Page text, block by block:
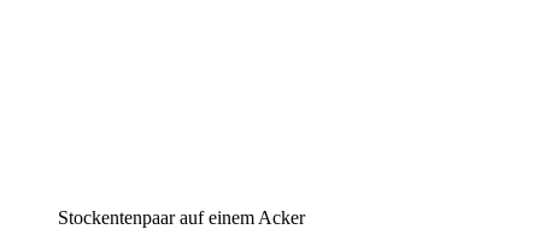
Stockentenpaar auf einem Acker